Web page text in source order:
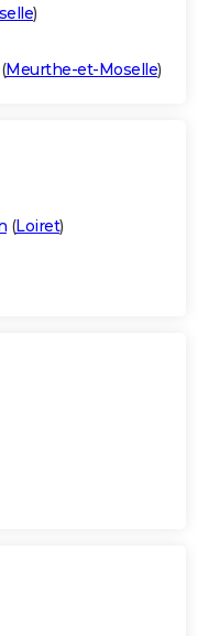
)
Meurthe-et-Moselle)
(Loiret)